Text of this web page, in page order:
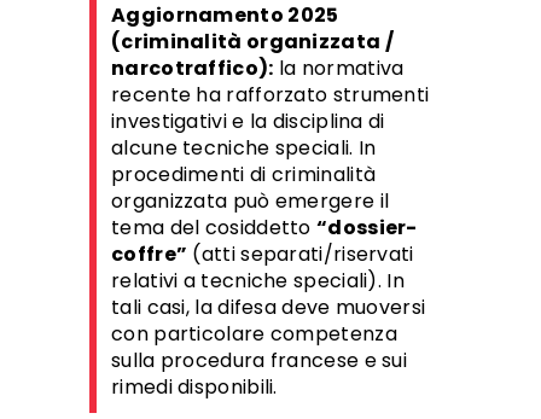
Aggiornamento 2025
(criminalità organizzata /
narcotraffico): la normativa
recente ha rafforzato strumenti
investigativi e la disciplina di
alcune tecniche speciali. In
procedimenti di criminalità
organizzata può emergere il
tema del cosiddetto“dossier-
coffre” (atti separati/riservati
relativi a tecniche speciali). In
tali casi, la difesa deve muoversi
con particolare competenza
sulla procedura francese e sui
rimedi disponibili.